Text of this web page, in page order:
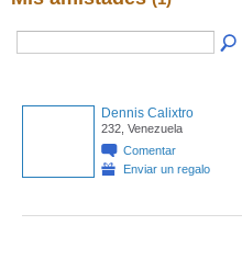
Dennis Calixtro
232, Venezuela
Comentar
Enviar un regalo